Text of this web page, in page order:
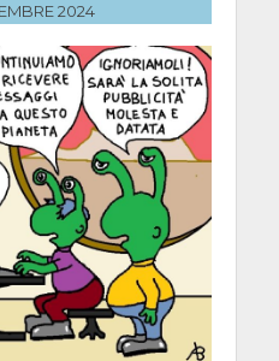
2024